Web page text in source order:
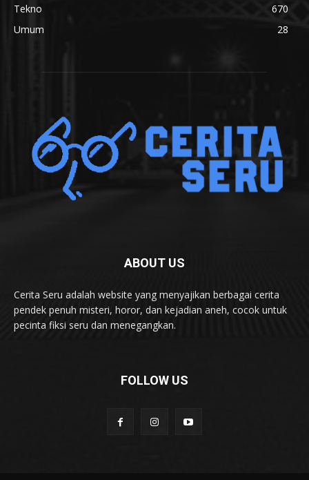
Tekno
670
Umum
28
ABOUT US
Cerita Seru adalah website yang menyajikan berbagai cerita
pendek penuh misteri, horor, dan kejadian aneh, cocok untuk
pecinta fiksi seru dan menegangkan.
FOLLOW US